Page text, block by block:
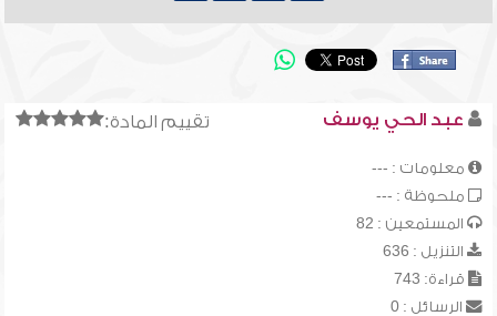
تقييم المادة: عبد الحي يوسف
معلومات : ---
ملحوظة : ---
المستمعين : 82
التنزيل : 636
قراءة: 743
الرسائل : 0